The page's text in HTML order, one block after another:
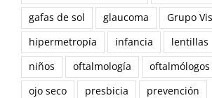
gafas de sol
glaucoma
Grupo
hipermetropía
infancia lentillas
niños
oftalmología oftalmólogos
ojo seco
presbicia
prevención